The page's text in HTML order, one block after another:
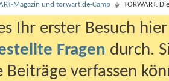
Magazin und torwart.de-Camp TORWART:
Ihr erster Besuch
Fragen durch.
Beiträge verfassen